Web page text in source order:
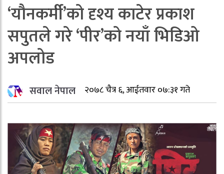
‘यौनकर्मी’को दृश्य काटेर प्रकाश
सपुतले गरे ‘पीर’को नयाँ भिडिओ
अपलोड
सवाल नेपाल २०७८ चैत्र ६, आईतवार ०७:३१ गते